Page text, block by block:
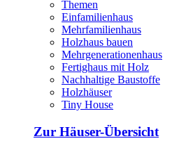
Themen
Einfamilienhaus
Mehrfamilienhaus
Holzhaus bauen
Mehrgenerationenhaus
Fertighaus mit Holz
Nachhaltige Baustoffe
Holzhäuser
Tiny House
Zur Häuser-Übersicht